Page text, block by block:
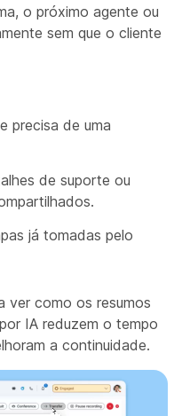
o próximo agente ou
sem que o cliente
precisa de uma
de suporte ou
já tomadas pelo
ver como os resumos
IA reduzem o tempo
a continuidade.